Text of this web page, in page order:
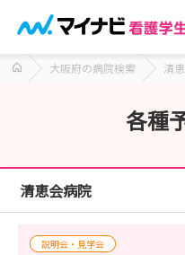
大阪府の病院検索 清
各種
清恵会病院
説明会・見学会